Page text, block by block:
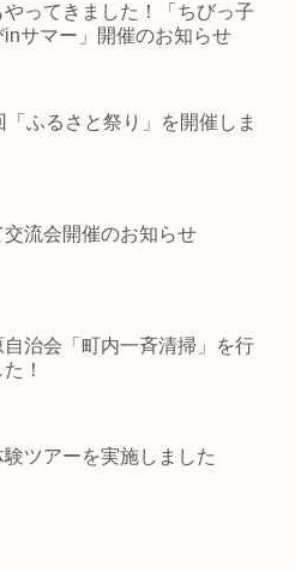
やってきました！「ちびっ子
inサマー」開催のお知らせ
「ふるさと祭り」を開催しま
交流会開催のお知らせ
自治会「町内一斉清掃」を行
！
験ツアーを実施しました